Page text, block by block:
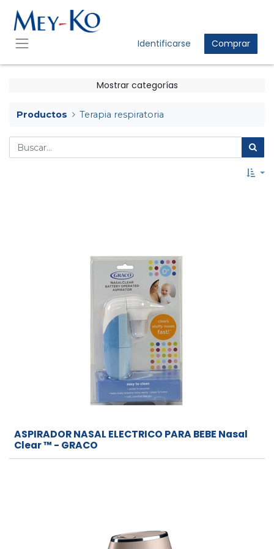
Identificarse Comprar
Mostrar categorías
Productos Terapia respiratoria
ASPIRADOR NASAL ELECTRICO PARA BEBE Nasal
Clear ™ - GRACO